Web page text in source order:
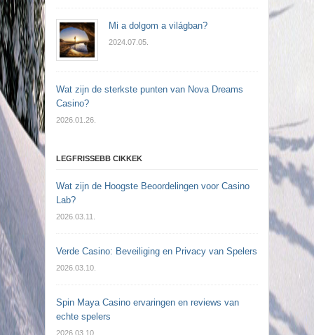
Mi a dolgom a világban?
2024.07.05.
Wat zijn de sterkste punten van Nova Dreams
Casino?
2026.01.26.
LEGFRISSEBB CIKKEK
Wat zijn de Hoogste Beoordelingen voor Casino
Lab?
2026.03.11.
Verde Casino: Beveiliging en Privacy van Spelers
2026.03.10.
Spin Maya Casino ervaringen en reviews van
echte spelers
2026.03.10.